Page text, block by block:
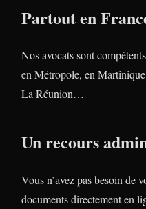
Partout en
Nos avocats sont compétents
en Métropole, en
La Réunion…
Un recours
Vous n’avez pas besoin de
documents directement en